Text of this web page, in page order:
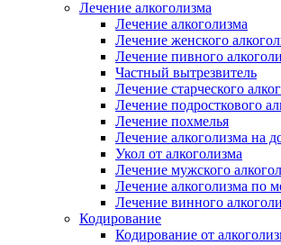
Лечение алкоголизма
Лечение алкоголизма
Лечение женского
Лечение пивного
Частный вытрезвитель
Лечение старческого
Лечение подросткового
Лечение похмелья
Лечение алкоголизма на
Укол от алкоголизма
Лечение мужского
Лечение алкоголизма по
Лечение винного
Кодирование
Кодирование от